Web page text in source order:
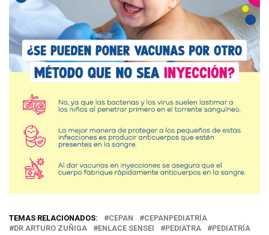
TEMAS RELACIONADOS: CEPAN
CEPANPEDIATRÍA
DR ARTURO ZUÑIGA
ENLACE SENSEI PEDIATRA PEDIATRÍA